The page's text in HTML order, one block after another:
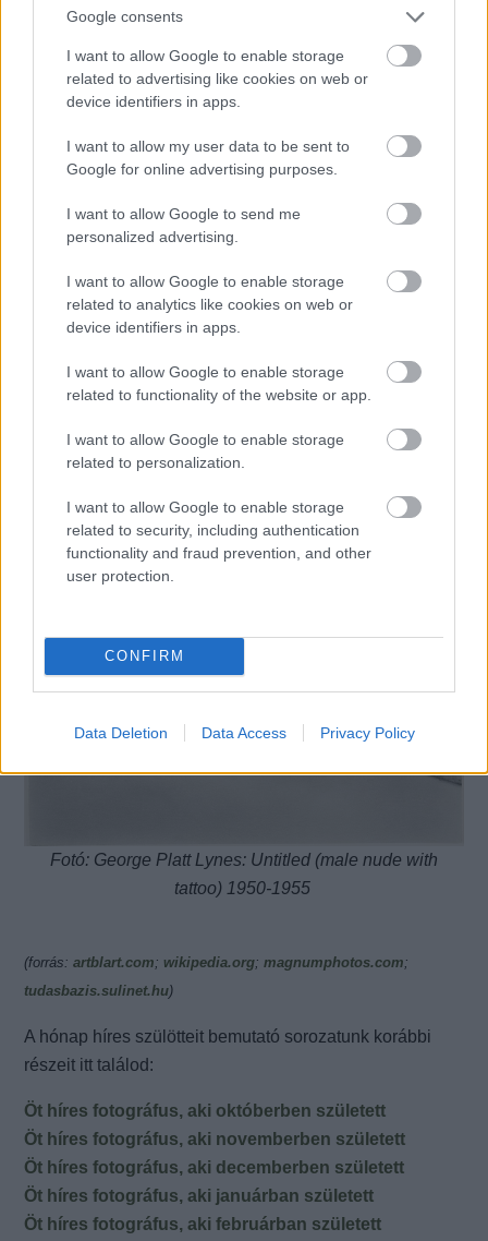
Google consents
I want to allow Google to enable storage
related to advertising like cookies on web or
device identifiers in apps.
I want to allow my user data to be sent to
Google for online advertising purposes.
I want to allow Google to send me
personalized advertising.
I want to allow Google to enable storage
related to analytics like cookies on web or
device identifiers in apps.
I want to allow Google to enable storage
related to functionality of the website or app.
I want to allow Google to enable storage
related to personalization.
I want to allow Google to enable storage
related to security, including authentication
functionality and fraud prevention, and other
user protection.
CONFIRM
Data Deletion Data Access Privacy Policy
az emberi szexualitással foglalkozó kutatásokat
végezték. George maga is részt vett a Kinsey Intézet
néhány kutatásában, és ezután kezdett intenzíven
foglalkozni a férfi test erotikus megjelenítésével a
1955 májusában gyógyíthatatlan tüdőrákot
műtermét, és megsemmisítette a férfiakról készített
aktképeit és negatívjait. Szerencsére a Kinsey Intézet
gyűjteményében őrzött képekhez nem fért hozzá, így ma
övék az egyik legnagyobb gyűjtemény George Platt
Lynes munkáiból. Lynes fél évvel később, 1955,
december 6-án hunyt el, akt- és divatfotóival pedig
örökre beírta magát a fotóművészet nagykönyvébe.
A fotóra kattintva a gyűjtemény képeiből találsz egy
válogatást.
Fotó: George Platt Lynes: Untitled (male nude with
tattoo) 1950-1955
(forrás:artblart.com; wikipedia.org;magnumphotos.com;
tudasbazis.sulinet.hu)
A hónap híres szülötteit bemutató sorozatunk korábbi
részeit itt találod:
Öt híres fotográfus, aki októberben született
Öt híres fotográfus, aki novemberben született
Öt híres fotográfus, aki decemberben született
Öt híres fotográfus, aki januárban született
Öt híres fotográfus, aki februárban született